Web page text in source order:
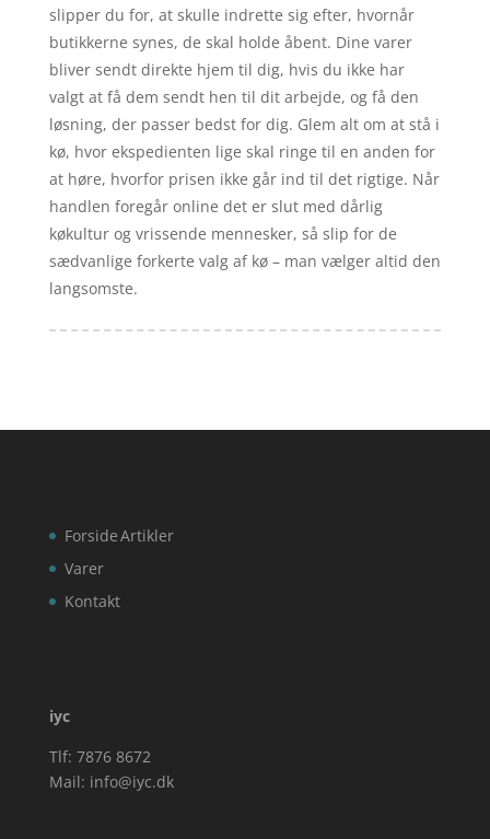
slipper du for, at skulle indrette sig efter, hvornår
butikkerne synes, de skal holde åbent. Dine varer
bliver sendt direkte hjem til dig, hvis du ikke har
valgt at få dem sendt hen til dit arbejde, og få den
løsning, der passer bedst for dig. Glem alt om at stå i
kø, hvor ekspedienten lige skal ringe til en anden for
at høre, hvorfor prisen ikke går ind til det rigtige. Når
handlen foregår online det er slut med dårlig
køkultur og vrissende mennesker, så slip for de
sædvanlige forkerte valg af kø – man vælger altid den
langsomste.
Forside
Varer
Kontakt
Artikler
iyc
Tlf: 7876 8672
Mail: info@iyc.dk